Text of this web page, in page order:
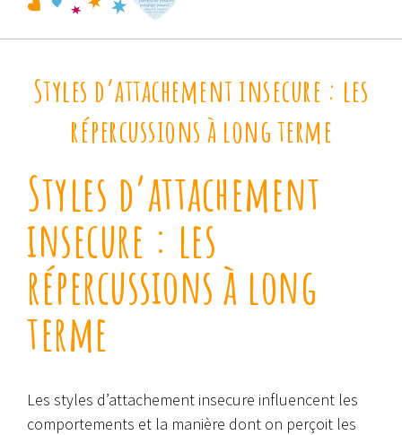
Styles d’attachement insecure : les
répercussions à long terme
Styles d’attachement
insecure : les
répercussions à long
terme
Les styles d’attachement insecure influencent les
comportements et la manière dont on perçoit les